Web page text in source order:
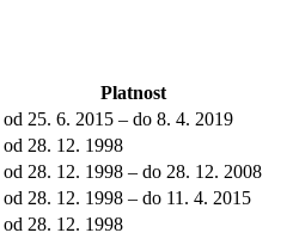
Platnost
od 25. 6. 2015 – do 8. 4. 2019
od 28. 12. 1998
od 28. 12. 1998 – do 28. 12. 2008
od 28. 12. 1998 – do 11. 4. 2015
od 28. 12. 1998